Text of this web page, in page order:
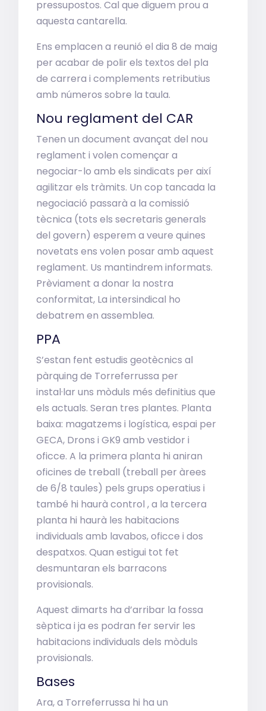
pressupostos. Cal que diguem prou a
aquesta cantarella.
Ens emplacen a reunió el dia 8 de maig
per acabar de polir els textos del pla
de carrera i complements retributius
amb números sobre la taula.
Nou reglament del CAR
Tenen un document avançat del nou
reglament i volen començar a
negociar-lo amb els sindicats per així
agilitzar els tràmits. Un cop tancada la
negociació passarà a la comissió
tècnica (tots els secretaris generals
del govern) esperem a veure quines
novetats ens volen posar amb aquest
reglament. Us mantindrem informats.
Prèviament a donar la nostra
conformitat, La intersindical ho
debatrem en assemblea.
PPA
S’estan fent estudis geotècnics al
pàrquing de Torreferrussa per
instal·lar uns mòduls més definitius que
els actuals. Seran tres plantes. Planta
baixa: magatzems i logística, espai per
GECA, Drons i GK9 amb vestidor i
oficce. A la primera planta hi aniran
oficines de treball (treball per àrees
de 6/8 taules) pels grups operatius i
també hi haurà control , a la tercera
planta hi haurà les habitacions
individuals amb lavabos, oficce i dos
despatxos. Quan estigui tot fet
desmuntaran els barracons
provisionals.
Aquest dimarts ha d’arribar la fossa
sèptica i ja es podran fer servir les
habitacions individuals dels mòduls
provisionals.
Bases
Ara, a Torreferrussa hi ha un